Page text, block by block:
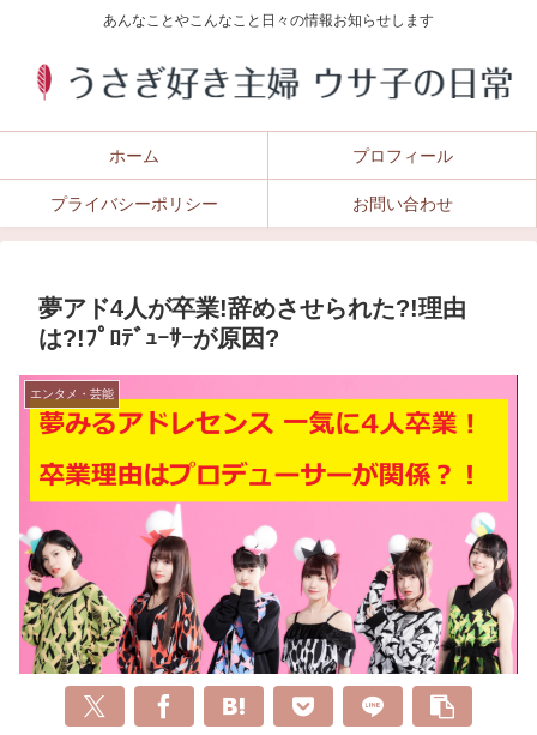
あんなことやこんなこと日々の情報お知らせします
ホーム プロフィール
プライバシーポリシー お問い合わせ
夢アド4人が卒業!辞めさせられた?!理由
は?!ﾌﾟﾛﾃﾞｭｰｻｰが原因?
エンタメ・芸能